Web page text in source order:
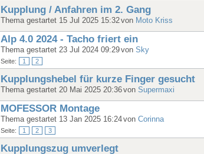
Kupplung / Anfahren im 2. Gang
Thema gestartet 15 Jul 2025 15:32von Moto Kriss
Alp 4.0 2024 - Tacho friert ein
Thema gestartet 23 Jul 2024 09:29vonSky
Seite: 1 2
Kupplungshebel für kurze Finger gesucht
Thema gestartet 20 Mai 2025 20:36vonSupermaxi
MOFESSOR Montage
Thema gestartet 13 Jan 2025 16:24vonCorinna
Seite: 1 2 3
Kupplungszug umverlegt